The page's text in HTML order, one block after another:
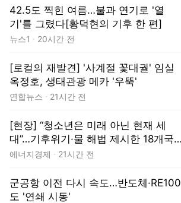
42.5도 찍힌 여름…불과 연기로 '열
기'를 그렸다[황덕현의 기후 한 편]
뉴스1 20시간 전
[로컬의 재발견] '사계절 꽃대궐' 임실
옥정호, 생태관광 메카 '우뚝'
연합뉴스 21시간 전
[현장] “청소년은 미래 아닌 현재 세
대”…기후위기·물 해법 제시한 18개국
청소년들
에너지경제 21시간 전
군공항 이전 다시 속도…반도체·RE100
도 '연쇄 시동'